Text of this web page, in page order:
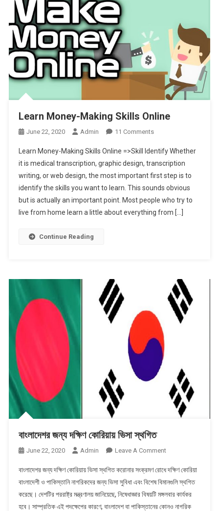
দেখে
নিন
লিস্ট
Learn Money-Making Skills Online
June 22, 2020 Admin 11 CommentsOn
Money-
Making
Skills
Online
Learn Money-Making Skills Online =>Skill Identify Whether
it is medical transcription, graphic design, transcription
writing, or web design, the most important first step is to
identify the skills you want to learn. This sounds obvious
but is actually an important point. Most people who try to
live from home learn a little about everything from […]
Continue Reading
বাংলাদেশর জন্য দক্ষিণ কোরিয়ায় ভিসা স্থগিত
June 22, 2020 Admin Leave A CommentOn
জন্য
দক্ষিণ
কোরিয়ায়
ভিসা
বাংলাদেশর জন্য দক্ষিণ কোরিয়ায় ভিসা স্থগিত করোনার সংক্রমণ রোধে দক্ষিণ কোরিয়া
বাংলাদেশী ও পাকিস্তানি নাগরিকদের জন্য ভিসা সুবিধা এবং বিশেষ বিমানগুলি স্থগিত
করেছে। দেশটির পররাষ্ট্র মন্ত্রণালয় জানিয়েছে, নিষেধাজ্ঞার বিষয়টি মঙ্গলবার কার্যকর
হবে। সাম্প্রতিক এই পদক্ষেপের কারণে, বাংলাদেশ বা পাকিস্তানের কোনও নাগরিক